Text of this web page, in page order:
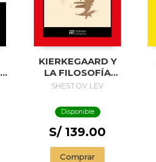
KIERKEGAARD Y
LA FILOSOFÍA
EXISTENCIAL
SHESTOV LEV
Disponible
S/ 139.00
Comprar